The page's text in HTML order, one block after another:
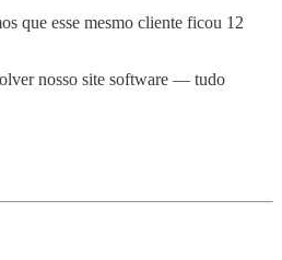
que esse mesmo cliente ficou 12
nosso site software — tudo